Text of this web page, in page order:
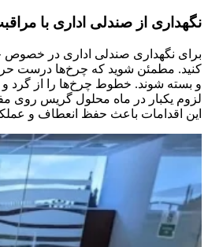
نگهداری از صندلی اداری با
برای نگهداری صندلی اداری در خصوص
کنید. مطمئن شوید که چرخ‌ها درست
و بسته شوند. خطوط چرخ‌ها را از گرد
لزوم یکبار در ماه محلول گریس روی
این اقدامات باعث حفظ انعطاف و